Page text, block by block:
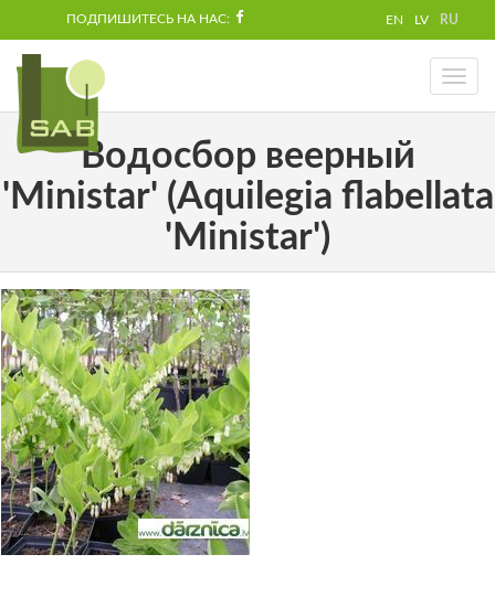
ПОДПИШИТЕСЬ НА НАС: EN LV RU
Toggle
Водосбор веерный
'Ministar' (Aquilegia flabellata
'Ministar')